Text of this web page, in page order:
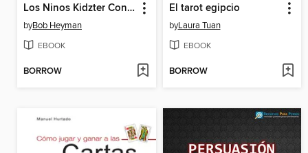
Los Ninos Kidzter Conocen Motown
byBob Heyman
EBOOK
BORROW
El tarot egipcio
byLaura Tuan
EBOOK
BORROW